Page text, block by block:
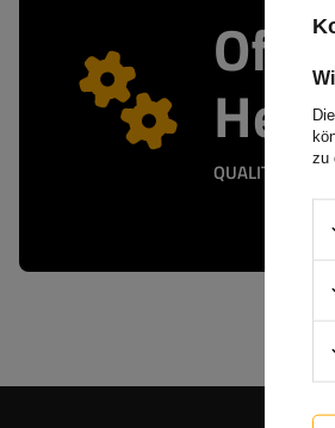
QUALITÄTS-
zu